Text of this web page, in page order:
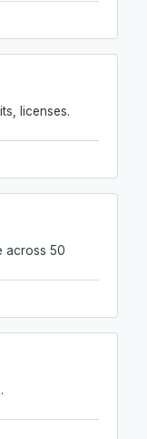
licenses.
across 50